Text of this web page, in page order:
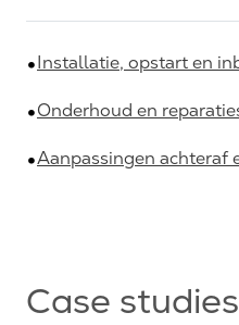
Installatie, opstart en
Onderhoud en
Aanpassingen achteraf
Case studies